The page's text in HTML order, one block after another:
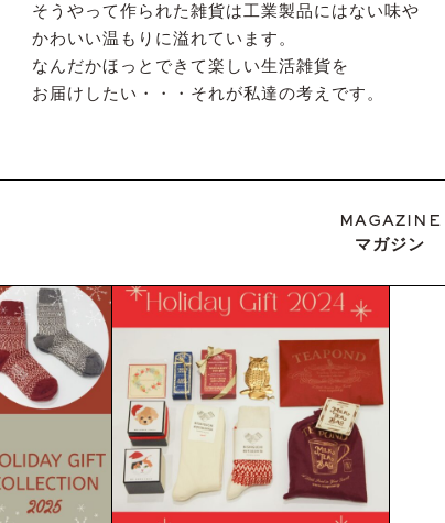
そうやって作られた雑貨は工業製品にはない味や
かわいい温もりに溢れています。
なんだかほっとできて楽しい生活雑貨を
お届けしたい・・・それが私達の考えです。
MAGAZINE
マガジン